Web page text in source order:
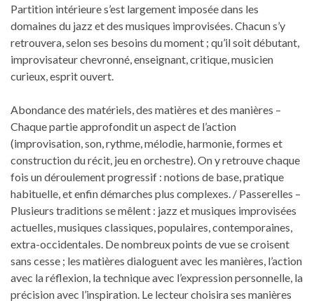
Partition intérieure s’est largement imposée dans les
domaines du jazz et des musiques improvisées. Chacun s’y
retrouvera, selon ses besoins du moment ; qu’il soit débutant,
improvisateur chevronné, enseignant, critique, musicien
curieux, esprit ouvert.
Abondance des matériels, des matières et des manières –
Chaque partie approfondit un aspect de l’action
(improvisation, son, rythme, mélodie, harmonie, formes et
construction du récit, jeu en orchestre). On y retrouve chaque
fois un déroulement progressif : notions de base, pratique
habituelle, et enfin démarches plus complexes. / Passerelles –
Plusieurs traditions se mêlent : jazz et musiques improvisées
actuelles, musiques classiques, populaires, contemporaines,
extra-occidentales. De nombreux points de vue se croisent
sans cesse ; les matières dialoguent avec les manières, l’action
avec la réflexion, la technique avec l’expression personnelle, la
précision avec l’inspiration. Le lecteur choisira ses manières